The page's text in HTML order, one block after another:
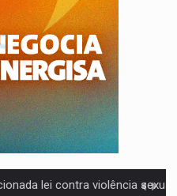
e Rússia discutem energia nuclear, defesa e